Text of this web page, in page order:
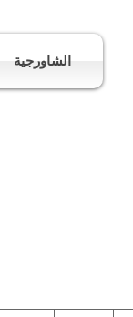
الشاورجية